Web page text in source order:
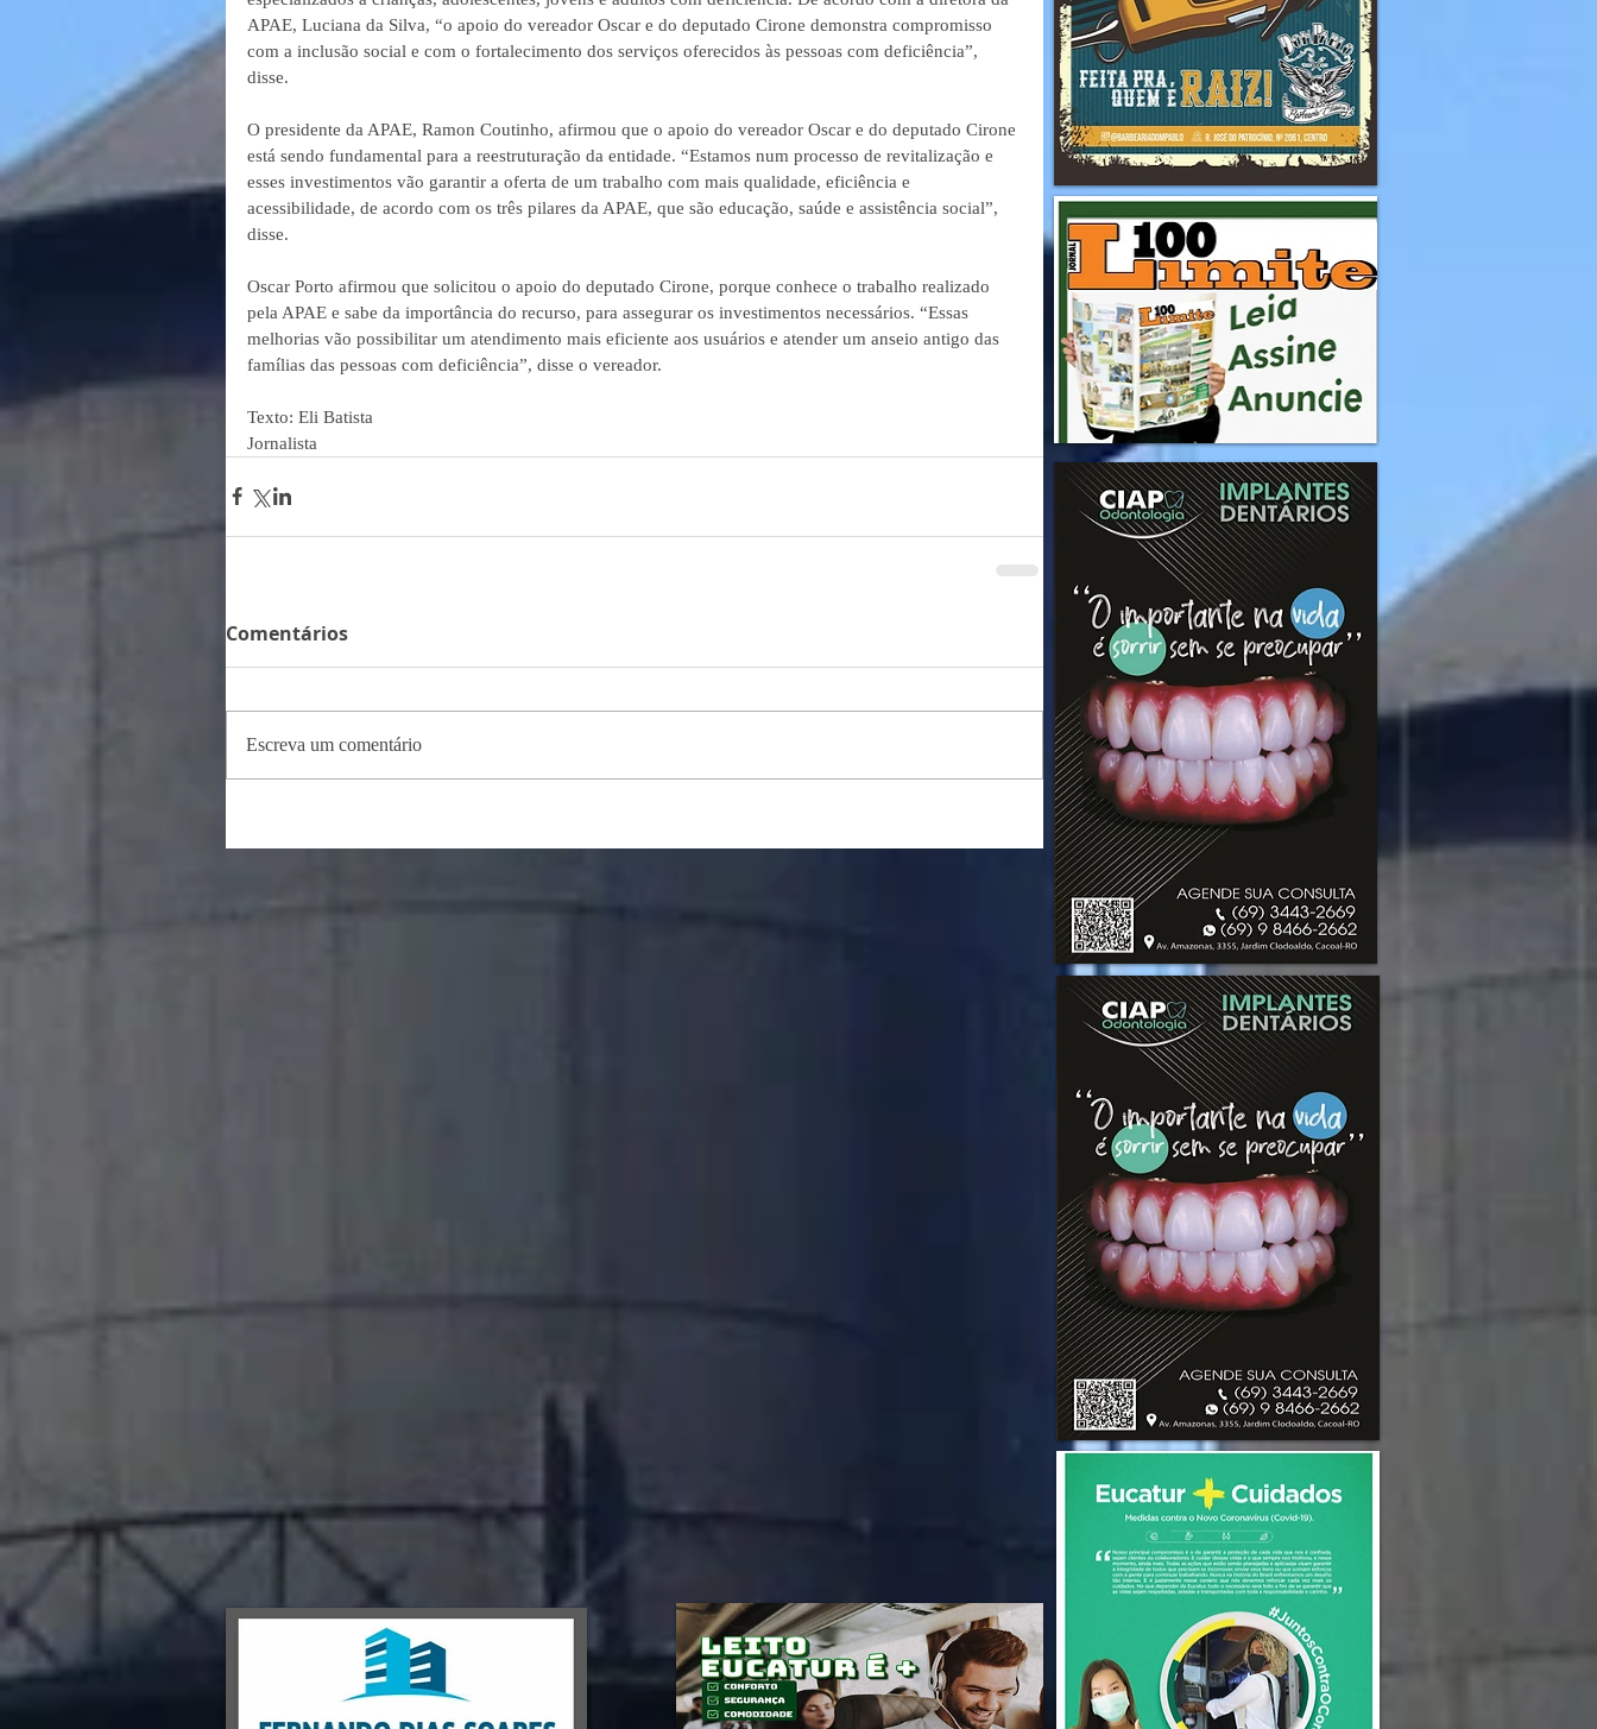
APAE, Luciana da Silva, “o apoio do vereador Oscar e do deputado Cirone demonstra compromisso
com a inclusão social e com o fortalecimento dos serviços oferecidos às pessoas com deficiência”,
disse.
O presidente da APAE, Ramon Coutinho, afirmou que o apoio do vereador Oscar e do deputado Cirone
está sendo fundamental para a reestruturação da entidade. “Estamos num processo de revitalização e
esses investimentos vão garantir a oferta de um trabalho com mais qualidade, eficiência e
acessibilidade, de acordo com os três pilares da APAE, que são educação, saúde e assistência social”,
disse.
Oscar Porto afirmou que solicitou o apoio do deputado Cirone, porque conhece o trabalho realizado
pela APAE e sabe da importância do recurso, para assegurar os investimentos necessários. “Essas
melhorias vão possibilitar um atendimento mais eficiente aos usuários e atender um anseio antigo das
famílias das pessoas com deficiência”, disse o vereador.
Texto: Eli Batista
Jornalista
Comentários
Escreva um comentário